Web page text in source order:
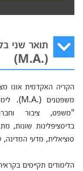
תואר שני
(.M.A)
הקריה האקדמית אונו
"משפט, ציבור
בדיסציפלינות שונות,
סוציאלית, מדעי המדינה,
הלימודים תקיימים